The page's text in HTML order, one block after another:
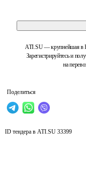
ATI.SU — крупнейшая в
Зарегистрируйтесь и
на
Поделиться
ID тендера в ATI.SU 33399